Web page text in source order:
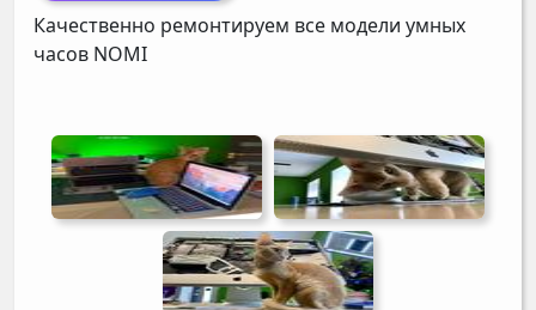
Качественно ремонтируем все модели умных
часов NOMI